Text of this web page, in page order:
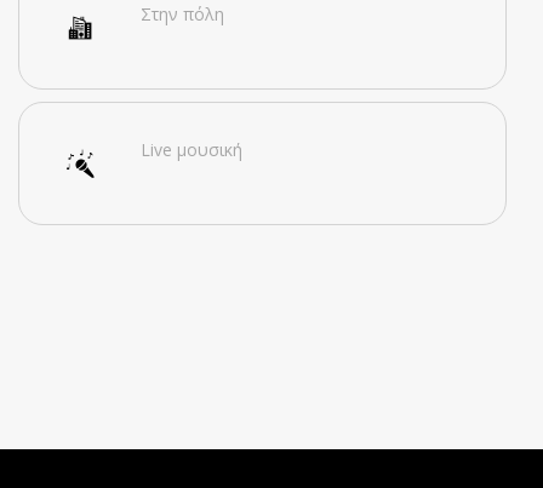
Στην πόλη
Live μουσική